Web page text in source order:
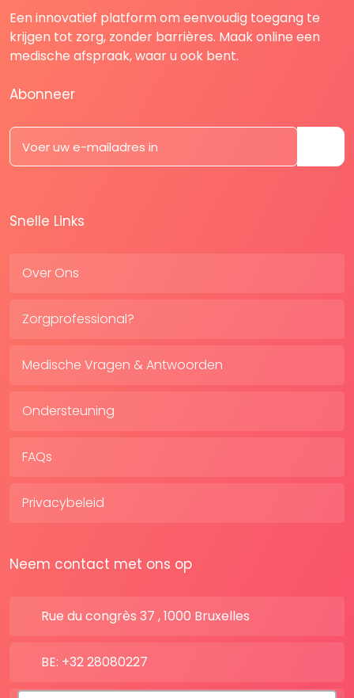
Een innovatief platform om eenvoudig toegang te
krijgen tot zorg, zonder barrières. Maak online een
medische afspraak, waar u ook bent.
Abonneer
Snelle Links
Over Ons
Zorgprofessional?
Medische Vragen & Antwoorden
Ondersteuning
FAQs
Privacybeleid
Neem contact met ons op
Rue du congrès 37 , 1000 Bruxelles
BE: +32 28080227